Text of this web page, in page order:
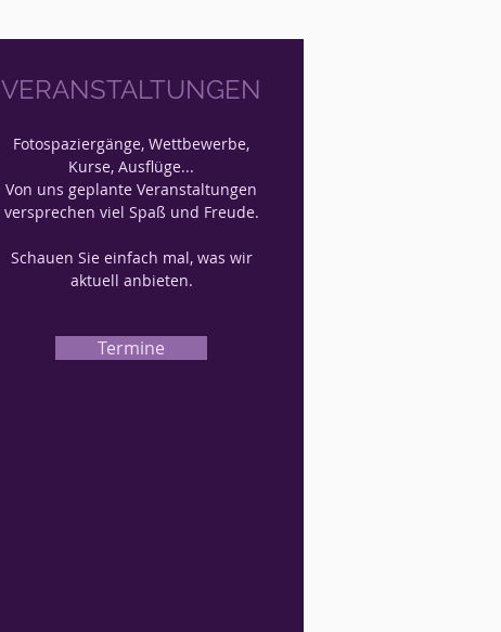
VERANSTALTUNGEN
Fotospaziergänge, Wettbewerbe,
Kurse, Ausflüge...
Von uns geplante Veranstaltungen
versprechen viel Spaß und Freude.
Schauen Sie einfach mal, was wir
aktuell anbieten.
Termine